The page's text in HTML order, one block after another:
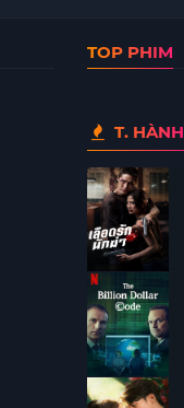
TOP PHIM
T. HÀNH